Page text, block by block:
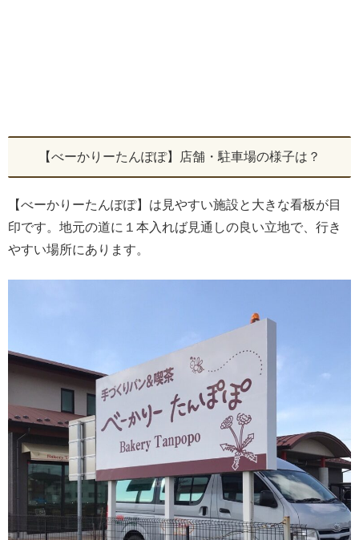
【べーかりーたんぽぽ】店舗・駐車場の様子は？
【べーかりーたんぽぽ】は見やすい施設と大きな看板が目
印です。地元の道に１本入れば見通しの良い立地で、行き
やすい場所にあります。